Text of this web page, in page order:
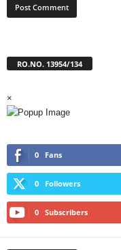
RO.NO. 13954/134
×
0 Fans
0 Followers
0 Subscribers